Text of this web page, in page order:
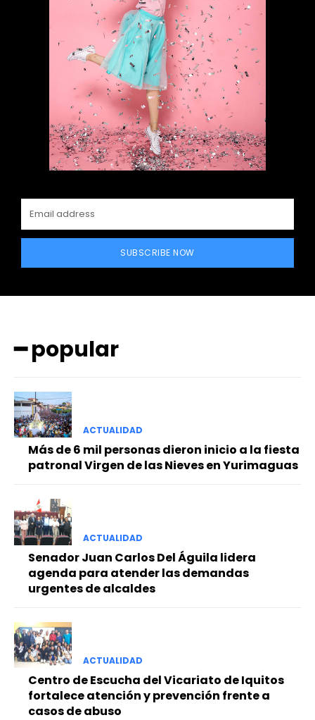
SUBSCRIBE NOW
━ popular
ACTUALIDAD
Más de 6 mil personas dieron inicio a la fiesta
patronal Virgen de las Nieves en Yurimaguas
ACTUALIDAD
Senador Juan Carlos Del Águila lidera
agenda para atender las demandas
urgentes de alcaldes
ACTUALIDAD
Centro de Escucha del Vicariato de Iquitos
fortalece atención y prevención frente a
casos de abuso